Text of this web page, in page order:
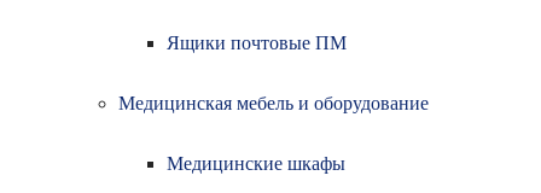
Ящики почтовые ПМ
Медицинская мебель и оборудование
Медицинские шкафы